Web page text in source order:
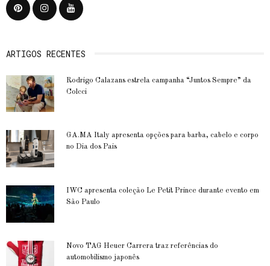
ARTIGOS RECENTES
Rodrigo Calazans estrela campanha “Juntos Sempre” da
Colcci
GA.MA Italy apresenta opções para barba, cabelo e corpo
no Dia dos Pais
IWC apresenta coleção Le Petit Prince durante evento em
São Paulo
Novo TAG Heuer Carrera traz referências do
automobilismo japonês